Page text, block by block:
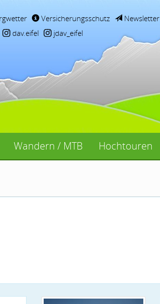
Versicherungsschutz Newsletter
dav.eifel jdav_eifel
Wandern / MTB Hochtouren